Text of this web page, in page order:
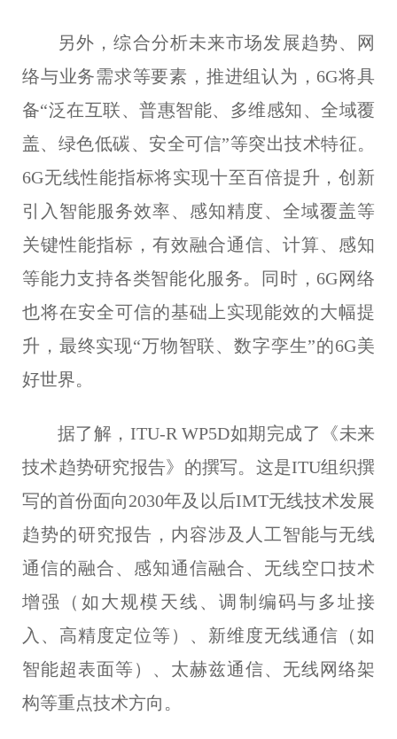
另外，综合分析未来市场发展趋势、网
络与业务需求等要素，推进组认为，6G将具
备“泛在互联、普惠智能、多维感知、全域覆
盖、绿色低碳、安全可信”等突出技术特征。
6G无线性能指标将实现十至百倍提升，创新
引入智能服务效率、感知精度、全域覆盖等
关键性能指标，有效融合通信、计算、感知
等能力支持各类智能化服务。同时，6G网络
也将在安全可信的基础上实现能效的大幅提
升，最终实现“万物智联、数字孪生”的6G美
好世界。
据了解， ITU-R WP5D如期完成了《未来
技术趋势研究报告》的撰写。 这是ITU组织撰
写的首份面向2030年及以后IMT无线技术发展
趋势的研究报告，内容涉及人工智能与无线
通信的融合、感知通信融合、无线空口技术
增强（如大规模天线、调制编码与多址接
入、高精度定位等）、新维度无线通信（如
智能超表面等）、太赫兹通信、无线网络架
构等重点技术方向。